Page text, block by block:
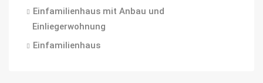
Einfamilienhaus mit Anbau und
Einliegerwohnung
Einfamilienhaus